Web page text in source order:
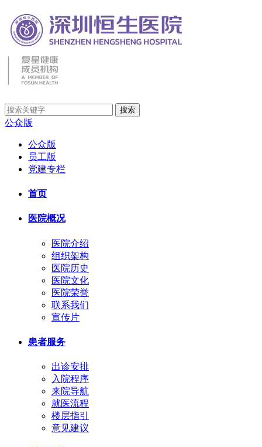
公众版
公众版
员工版
党建专栏
首页
医院概况
医院介绍
组织架构
医院历史
医院文化
医院荣誉
联系我们
宣传片
患者服务
出诊安排
入院程序
来院导航
就医流程
楼层指引
意见建议